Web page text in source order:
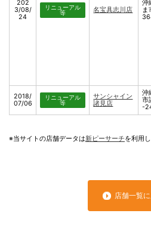
202
3/08/
24
リニューアル
等
名宝具志川店
沖
ま
2018/
07/06
リニューアル
等
サンシャイン
諸見店
沖
市
-
※当サイトの店舗データは新ピーサーチを利用
店舗一覧